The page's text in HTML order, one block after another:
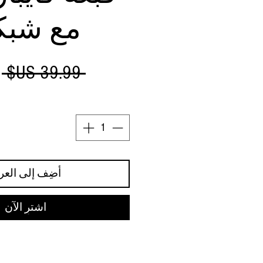
مع
‏39.99 US$
أضِف إلى
اشترِ الآن